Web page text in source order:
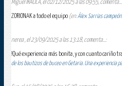
Miguel IRAOLA, el 02/12/2025 a las 09:55, comenta...:
ZORIONAK a todo el equipo (en:Álex Sarrias
nerea , el 23/09/2025 a las 13:18, comenta...:
!Qué experiencia más bonita, y con cuanto cariño
de los bautizos de buceo en Getaria. Una experiencia